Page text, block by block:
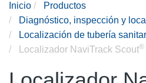
Inicio
Productos
Diagnóstico, inspección y
Localización de tubería
Localizador NaviTrack Scout®